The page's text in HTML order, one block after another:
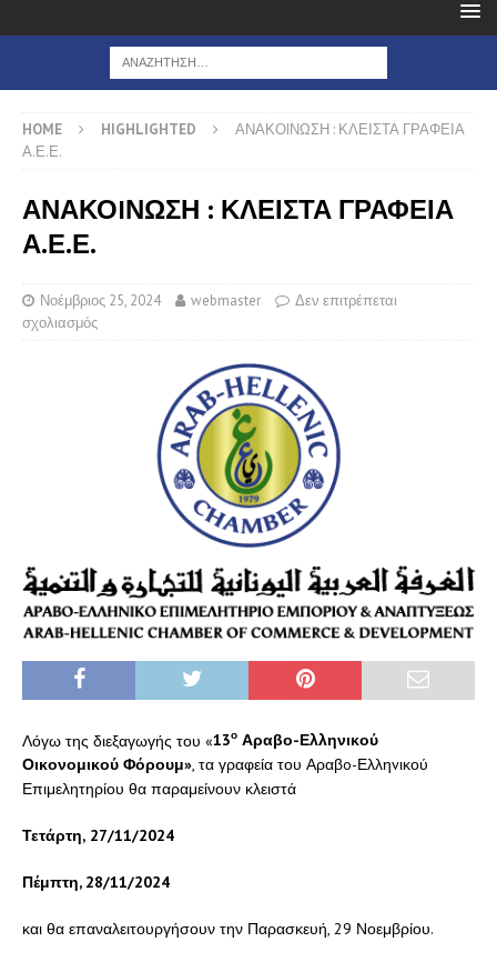
HOME HIGHLIGHTED
ΑΝΑΚΟIΝΩΣΗ : ΚΛΕΙΣΤΑ ΓΡΑΦΕΙΑ
Α.Ε.Ε.
ΑΝΑΚΟIΝΩΣΗ : ΚΛΕΙΣΤΑ ΓΡΑΦΕΙΑ
Α.Ε.Ε.
Νοέμβριος 25, 2024 webmaster
Δεν επιτρέπεται
σχολιασμός
Λόγω της διεξαγωγής του «13ο Αραβο-Ελληνικού
Οικονομικού Φόρουμ», τα γραφεία του Αραβo-Ελληvικού
Επιμελητηρίου θα παραμείνουν κλειστά
Τετάρτη, 27/11/2024
Πέμπτη,28/11/2024
και θα επαναλειτουργήσουν την Παρασκευή, 29 Νοεμβρίου.